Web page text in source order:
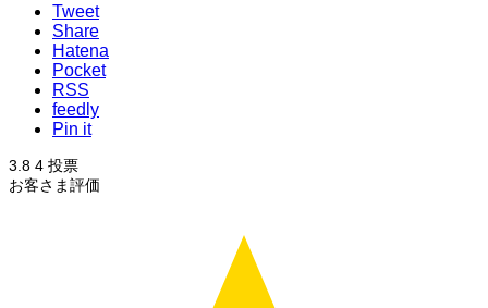
Tweet
Share
Hatena
Pocket
RSS
feedly
Pin it
3.8 4 投票
お客さま評価